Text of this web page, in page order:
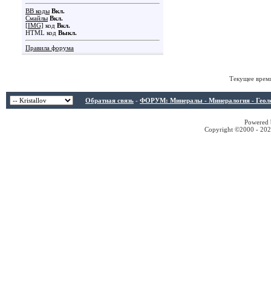
BB коды Вкл.
Смайлы Вкл.
[IMG] код Вкл.
HTML код Выкл.
Правила форума
Текущее
Обратная связь - ФОРУМ: Минералы - Минералогия -
Copyright ©2000 -